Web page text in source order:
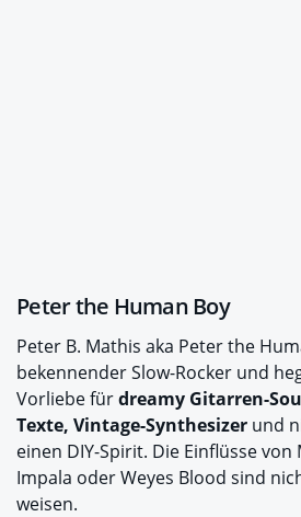
Peter the Human Boy
Peter B. Mathis aka Peter the
bekennender Slow-Rocker und
Vorliebe fürdreamy Gitarren-
Texte, Vintage-Synthesizer und
einen DIY-Spirit. Die Einflüsse von
Impala oder Weyes Blood sind
weisen.